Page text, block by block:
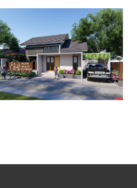
Desain Rumah Bapak
Dodi di Ciomas Bogor
DESAIN RUMAH TERBAIK